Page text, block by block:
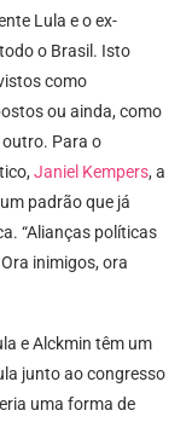
Lula e o ex-
o Brasil. Isto
como
ou ainda, como
outro. Para o
Janiel Kempers, a
padrão que já
“Alianças políticas
inimigos, ora
e Alckmin têm um
junto ao congresso
uma forma de